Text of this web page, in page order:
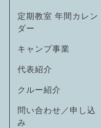
定期教室 年間カレン
ダー
キャンプ事業
代表紹介
クルー紹介
問い合わせ／申し込
み